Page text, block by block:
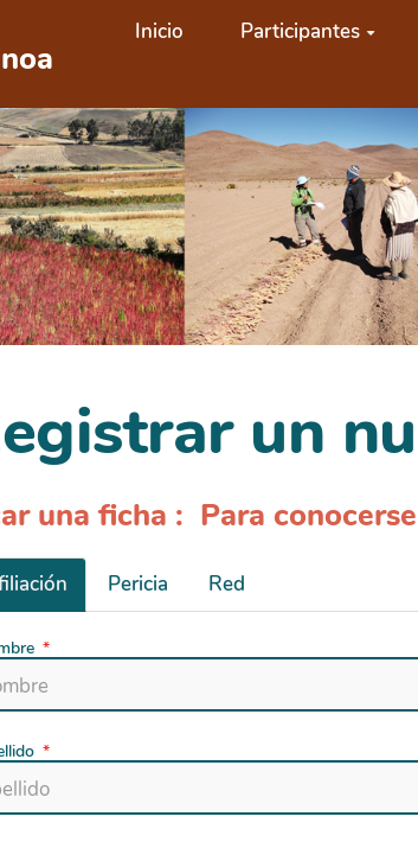
Inicio Participantes
un
una ficha : Para
Pericia Red